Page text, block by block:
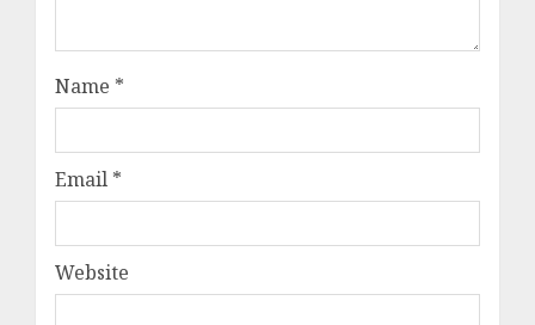
Name *
Email *
Website